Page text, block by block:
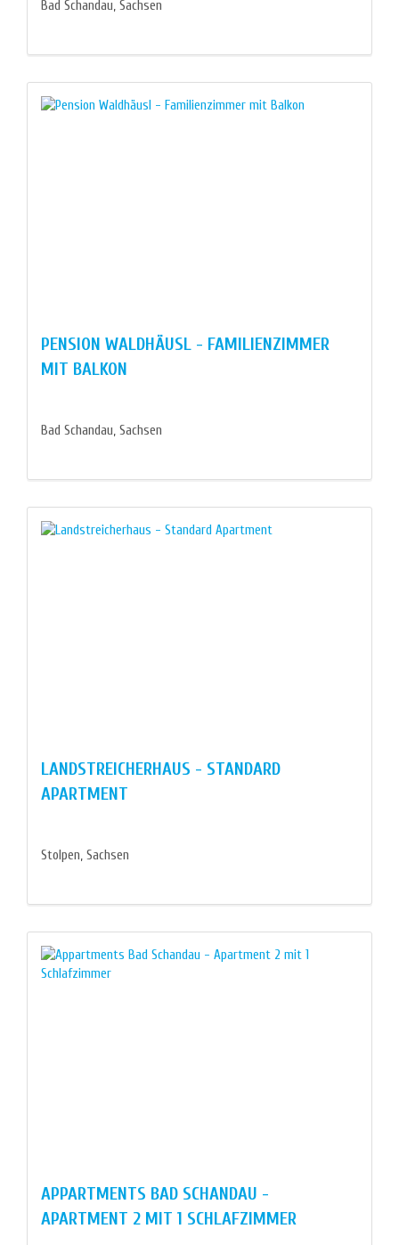
Bad Schandau, Sachsen
PENSION WALDHÄUSL - FAMILIENZIMMER
MIT BALKON
Bad Schandau, Sachsen
LANDSTREICHERHAUS - STANDARD
APARTMENT
Stolpen, Sachsen
APPARTMENTS BAD SCHANDAU -
APARTMENT 2 MIT 1 SCHLAFZIMMER